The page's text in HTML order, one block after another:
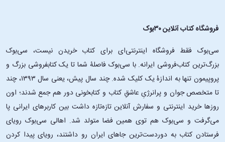
درباره کتاب «چشمهایش»، آنچه بیش از هر چیز اهمیت دارد، جایگاه ادبی و
نفوذ فرهنگی آن در تاریخ ادبیات معاصر ایران است. این رمان بیش از آنکه با
جوایز رسمی شناخته شود، با اعتبار ادبی، استقبال منتقدان، تداوم چاپ و
حضور ماندگار در فهرست مهم‌ترین رمان‌های فارسی شناخته می‌شود. در
بسیاری از بررسی‌های ادبی، این اثر در شمار بهترین رمان‌های ایرانی قرار گرفته
و در دانشگاه‌ها، مقالات و مطالعات ادبی بارها تحلیل شده است. بنابراین حتی
اگر این کتاب به شکل رسمی با جایزه‌ای خاص معرفی نشده باشد، ارزش و
اعتبار آن در میان اهل ادب و خوانندگان جدی، کاملاً تثبیت شده است.
فروشگاه کتاب آنلاین ۳۰بوک
سی‌بوک فقط فروشگاه اینترنتی‌ای برای کتاب خریدن نیست، سی‌بوک
بزرگ‌ترین کتاب‌فروشی ایرانه. با سی‌بوک فاصلۀ شما تا یک کتابفروشی بزرگ و
پروپیمون تنها به اندازۀ یک کلیک شده. چند سال پیش، یعنی سال ۱۳۹۳، چند
تا متخصص جوان و پرانرژیِ عاشقِ کتاب و کتابخونی دور هم جمع شدند؛ اون‌
روزها خرید اینترنتی و سفارش آنلاین تازه‌تازه داشت بین کاربرهای ایرانی پا
می‌گرفت و سی‌بوک هم توی همین فضا متولد شد. اهالی سی‌بوک رویای
فرستادن کتاب به دوردست‌ترین جاهای ایران رو داشتند، رویای پیدا کردن